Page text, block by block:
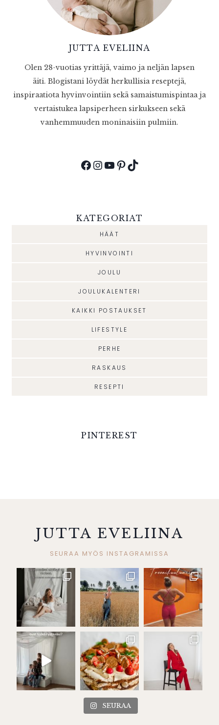
JUTTA EVELIINA
Olen 28-vuotias yrittäjä, vaimo ja neljän lapsen
äiti. Blogistani löydät herkullisia reseptejä,
inspiraatiota hyvinvointiin sekä samaistumispintaa ja
vertaistukea lapsiperheen sirkukseen sekä
vanhemmuuden moninaisiin pulmiin.
Facebook
Instagram
YouTube
Pinterest
TikTok
KATEGORIAT
HÄÄT
HYVINVOINTI
JOULU
JOULUKALENTERI
KAIKKI POSTAUKSET
LIFESTYLE
PERHE
RASKAUS
RESEPTI
PINTEREST
JUTTA EVELIINA
SEURAA MYÖS INSTAGRAMISSA
SEURAA